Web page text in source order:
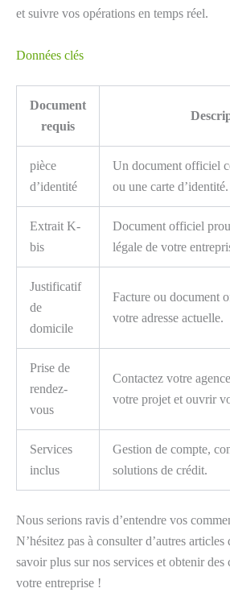
et suivre vos opérations en temps réel.
Données clés
Document
requis
pièce
d’identité
Un document officiel
ou une carte d’identité.
Extrait K-
bis
Document officiel
légale de votre
Justificatif
de
domicile
Facture ou document
votre adresse actuelle.
Prise de
rendez-
vous
Contactez votre
votre projet et ouvrir
Services
inclus
Gestion de compte,
solutions de crédit.
Nous serions ravis d’entendre vos
N’hésitez pas à consulter d’autres
savoir plus sur nos services et obtenir des
votre entreprise !